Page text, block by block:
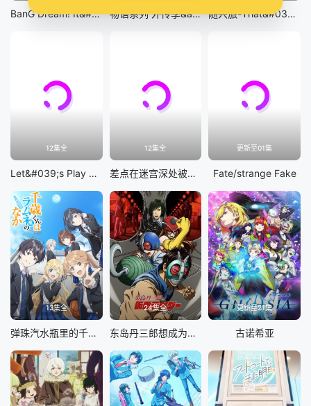
BanG Dream! It&#039;s MyGO!!!!! 物语系列 外传季&amp;怪物季 随兴旅-That&#039;s Journey-
12集全
Let&#039;s Play 充满挑战的人生
12集全
差点在迷宫深处被信任的伙伴杀掉，但靠着天赐技能「无限扭蛋」获得等级9999的伙伴，我要向前队友和世界展开复仇&amp;「给他们好看！」
更新至01集
Fate/strange Fake
13集全
弹珠汽水瓶里的千岁同学
24集全
东岛丹三郎想成为假面骑士
更新至21集
古诺希亚